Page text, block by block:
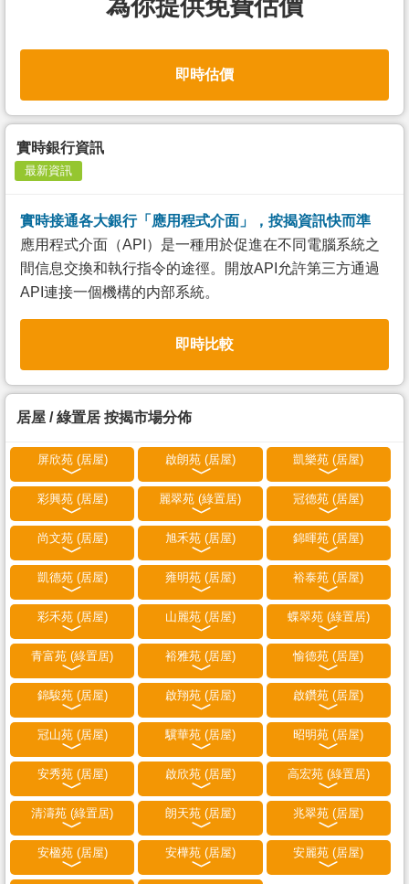
為你提供免費估價
即時估價
實時銀行資訊
最新資訊
實時接通各大銀行「應用程式介面」，按揭資訊快而準
應用程式介面（API）是一種用於促進在不同電腦系統之
間信息交換和執行指令的途徑。開放API允許第三方通過
API連接一個機構的内部系統。
即時比較
居屋 / 綠置居 按揭市場分佈
屏欣苑 (居屋) 啟朗苑 (居屋) 凱樂苑 (居屋)
彩興苑 (居屋) 麗翠苑 (綠置居) 冠德苑 (居屋)
尚文苑 (居屋) 旭禾苑 (居屋) 錦暉苑 (居屋)
凱德苑 (居屋) 雍明苑 (居屋) 裕泰苑 (居屋)
彩禾苑 (居屋) 山麗苑 (居屋) 蝶翠苑 (綠置居)
青富苑 (綠置居) 裕雅苑 (居屋) 愉德苑 (居屋)
錦駿苑 (居屋) 啟翔苑 (居屋) 啟鑽苑 (居屋)
冠山苑 (居屋) 驥華苑 (居屋) 昭明苑 (居屋)
安秀苑 (居屋) 啟欣苑 (居屋) 高宏苑 (綠置居)
清濤苑 (綠置居) 朗天苑 (居屋) 兆翠苑 (居屋)
安楹苑 (居屋) 安樺苑 (居屋) 安麗苑 (居屋)